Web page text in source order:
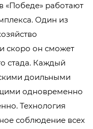
«Победе» работают
Один из
скоро он сможет
стада. Каждый
доильными
одновременно
Технология
соблюдение всех